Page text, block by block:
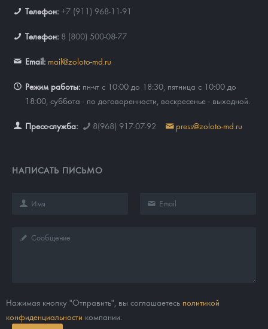
Телефон: +7 (911) 968-11-91
Телефон: 8 (800) 500-08-77
Email: mail@zoloto-md.ru
Режим работы: пн-чт с 10:00 до 18:30, пятница с 10:00 до
18:00, суббота - по договоренности, воскресенье - выходной.
Пресс-служба: 8(968) 917-07-92 press@zoloto-md.ru
НАПИСАТЬ ПИСЬМО
Нажимая кнопку "Отправить", вы соглашаетесь политикой
конфиденциальности компании.